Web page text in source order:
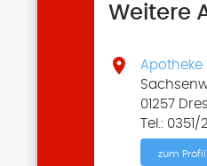
Weitere

Apotheke
01257
Tel.: 0351/
zum Profil